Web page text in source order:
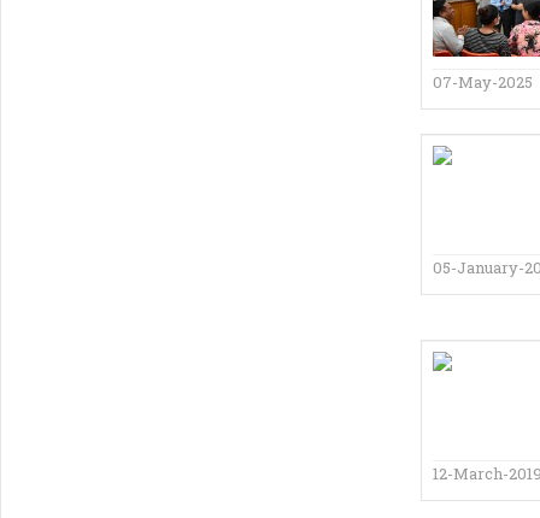
07-May-2025
05-January-
12-March-